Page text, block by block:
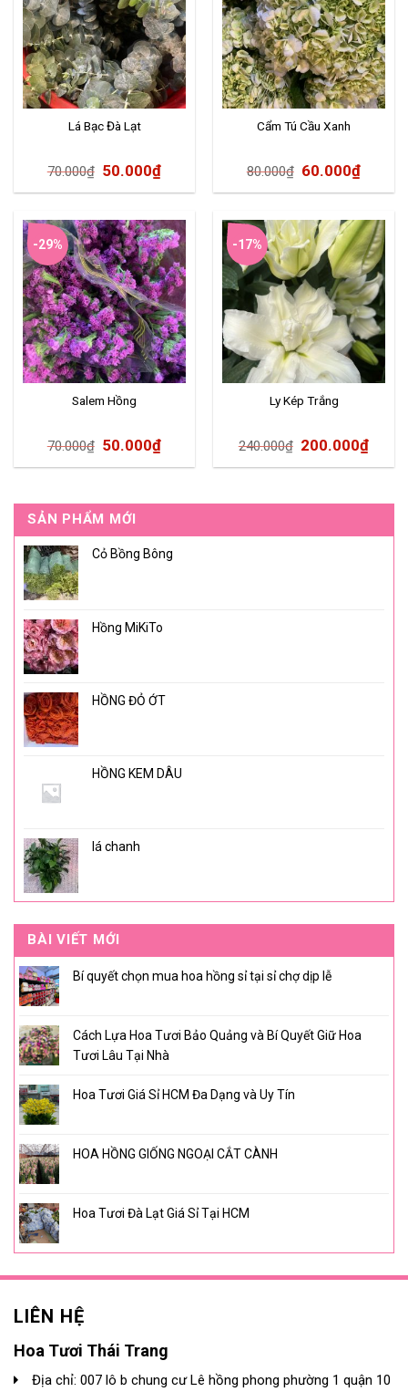
SẢN PHẨM MỚI
Cỏ Bồng Bông
Hồng MiKiTo
HỒNG ĐỎ ỚT
HỒNG KEM DÂU
lá chanh
BÀI VIẾT MỚI
Bí quyết chọn mua hoa hồng sỉ tại sỉ chợ dịp lễ
Cách Lựa Hoa Tươi Bảo Quảng và Bí Quyết Giữ Hoa
Tươi Lâu Tại Nhà
Hoa Tươi Giá Sỉ HCM Đa Dạng và Uy Tín
HOA HỒNG GIỐNG NGOẠI CẮT CÀNH
Hoa Tươi Đà Lạt Giá Sỉ Tại HCM
Lá Bạc Đà Lạt
70.000₫ 50.000₫
Cẩm Tú Cầu Xanh
80.000₫ 60.000₫
-29%
Salem Hồng
70.000₫ 50.000₫
-17%
Ly Kép Trắng
240.000₫ 200.000₫
LIÊN HỆ
Hoa Tươi Thái Trang
Địa chỉ: 007 lô b chung cư Lê hồng phong phường 1 quận 10